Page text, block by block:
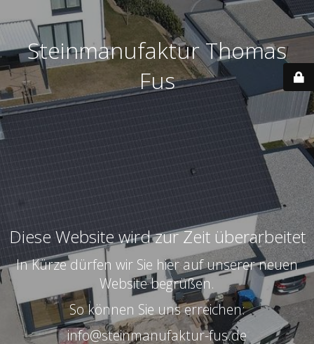
Steinmanufaktur Thomas
Fus
Diese Website wird zur Zeit überarbeitet
In Kürze dürfen wir Sie hier auf unserer neuen
Website begrüßen.
So können Sie uns erreichen:
info@steinmanufaktur-fus.de